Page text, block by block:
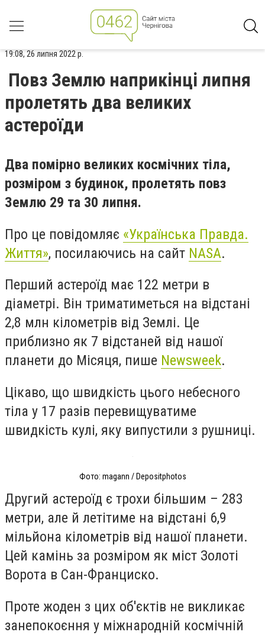
19:08, 26 липня 2022 р.
Повз Землю наприкінці липня
пролетять два великих
астероїди
Два помірно великих космічних тіла,
розміром з будинок, пролетять повз
Землю 29 та 30 липня.
Про це повідомляє «Українська Правда.
Життя», посилаючись на сайт NASA.
Перший астероїд має 122 метри в
діаметрі. Він триматиметься на відстані
2,8 млн кілометрів від Землі. Це
приблизно як 7 відстаней від нашої
планети до Місяця, пише Newsweek.
Цікаво, що швидкість цього небесного
тіла у 17 разів перевищуватиме
швидкість кулі, яку випустили з рушниці.
Фото: magann / Depositphotos
Другий астероїд є трохи більшим – 283
метри, але й летітиме на відстані 6,9
мільйона кілометрів від нашої планети.
Цей камінь за розміром як міст Золоті
Ворота в Сан-Франциско.
Проте жоден з цих об'єктів не викликає
занепокоєння у міжнародній космічній